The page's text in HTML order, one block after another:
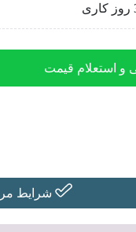
و استعلام قیمت
شرایط